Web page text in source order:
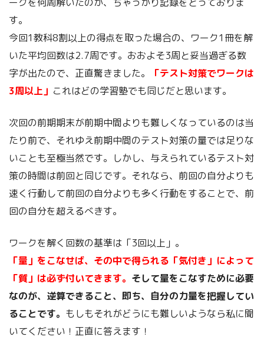
す。
今回1教科8割以上の得点を取った場合の、ワーク1冊を解
いた平均回数は2.7周です。おおよそ3周と妥当過ぎる数
字が出たので、正直驚きました。
「テスト対策でワークは
3周以上」 これはどの学習塾でも同じだと思います。
次回の前期期末が前期中間よりも難しくなっているのは当
たり前で、それゆえ前期中間のテスト対策の量では足りな
いことも至極当然です。しかし、与えられているテスト対
策の時間は前回と同じです。それなら、前回の自分よりも
速く行動して前回の自分よりも多く行動をすることで、前
回の自分を超えるべきす。
ワークを解く回数の基準は「3回以上」。
「量」をこなせば、その中で得られる「気付き」によって
「質」は必ず付いてきます。 そして量をこなすために必要
なのが、逆算できること、即ち、自分の力量を把握してい
ることです。 もしもそれがどうにも難しいようなら私に聞
いてください！正直に答えます！